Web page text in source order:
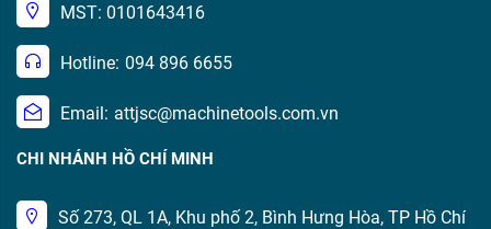
MST: 0101643416
Hotline: 094 896 6655
Email: attjsc@machinetools.com.vn
CHI NHÁNH HỒ CHÍ MINH
Số 273, QL 1A, Khu phố 2, Bình Hưng Hòa, TP Hồ Chí